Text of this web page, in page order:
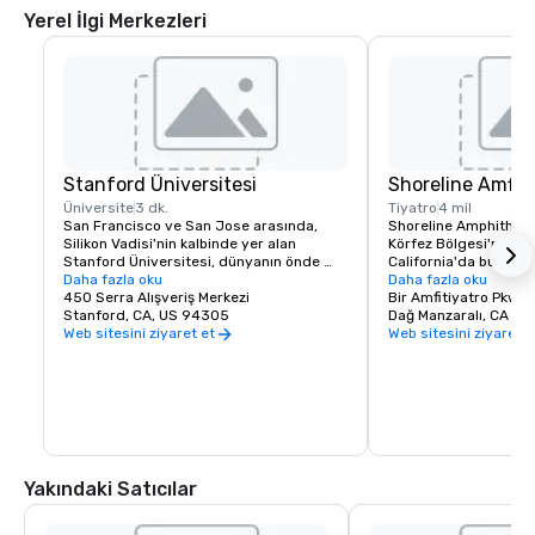
Yerel İlgi Merkezleri
Stanford Üniversitesi
Üniversite3 dk.
San Francisco ve San Jose arasında,
Silikon Vadisi'nin kalbinde yer alan
Stanford Üniversitesi, dünyanın önde
gelen araştırma ve öğretim
kurumlarından biri olarak kabul
edilmektedir.
Daha fazla oku
450 Serra Alışveriş Merkezi
Stanford, CA, US 94305
Web sitesini ziyaret et
Shoreline Amfi
Tiyatro4 mil
Shoreline
Körfez Bölgesi'ndeki
California'da bulunan
amfitiyatrodur. Tesis
kapasiteye sahiptir.
Daha fazla oku
Bir Amfitiyatro Pkwy
Dağ Manzaralı, CA
Web sitesini ziyaret
Yakındaki Satıcılar